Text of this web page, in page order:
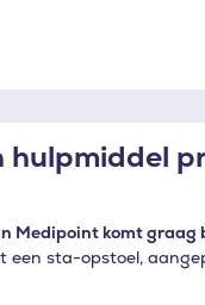
hulpmiddel
Medipoint komt graag
een sta-opstoel,